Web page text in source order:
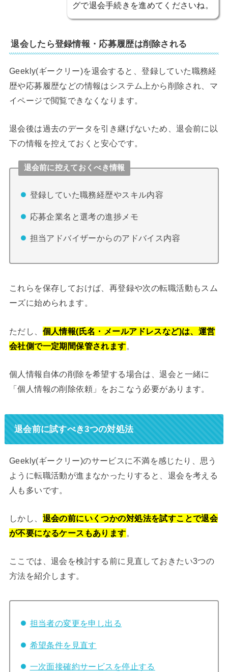
グで退会手続きを進めてくださいね。
退会したら登録情報・応募履歴は削除される
Geekly(ギークリー)を退会すると、登録していた職務経
歴や応募履歴などの情報はシステム上から削除され、マ
イページで閲覧できなくなります。
退会後は過去のデータを引き継げないため、退会前に以
下の情報を控えておくと安心です。
退会前に控えておくべき情報
登録していた職務経歴やスキル内容
応募企業名と選考の進捗メモ
担当アドバイザーからのアドバイス内容
これらを保存しておけば、再登録や次の転職活動もスム
ーズに始められます。
ただし、 個人情報(氏名・メールアドレスなど)は、運営
会社側で一定期間保管されます。
個人情報自体の削除を希望する場合は、退会と一緒に
「個人情報の削除依頼」をおこなう必要があります。
退会前に試すべき3つの対処法
Geekly(ギークリー)のサービスに不満を感じたり、思う
ように転職活動が進まなかったりすると、退会を考える
人も多いです。
しかし、 退会の前にいくつかの対処法を試すことで退会
が不要になるケースもあります。
ここでは、退会を検討する前に見直しておきたい3つの
方法を紹介します。
担当者の変更を申し出る
希望条件を見直す
一次面接確約サービスを停止する